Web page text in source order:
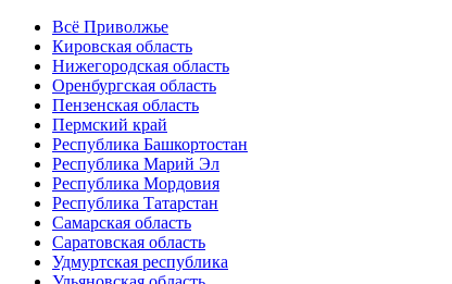
Всё Приволжье
Кировская область
Нижегородская область
Оренбургская область
Пензенская область
Пермский край
Республика Башкортостан
Республика Марий Эл
Республика Мордовия
Республика Татарстан
Самарская область
Саратовская область
Удмуртская республика